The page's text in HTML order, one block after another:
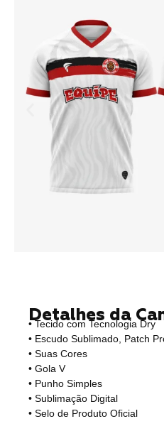
Detalhes da
• Tecido com Tecnologia Dry
• Escudo Sublimado, Patch
• Suas Cores
• Gola V
• Punho Simples
• Sublimação Digital
• Selo de Produto Oficial